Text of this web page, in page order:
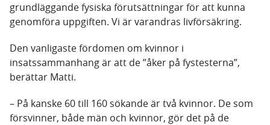
grundläggande fysiska förutsättningar för att kunna
genomföra uppgiften. Vi är varandras livförsäkring.
Den vanligaste fördomen om kvinnor i
insatssammanhang är att de ”åker på fystesterna”,
berättar Matti.
– På kanske 60 till 160 sökande är två kvinnor. De som
försvinner, både män och kvinnor, gör det på de